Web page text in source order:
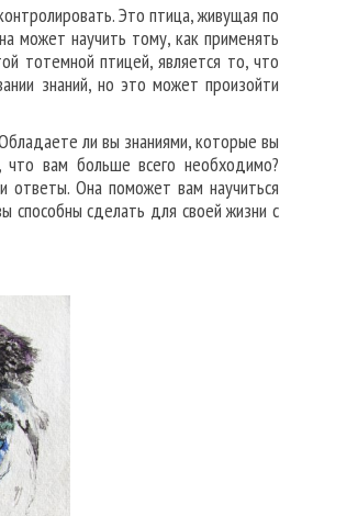
Это птица, живущая по
может научить тому, как применять
тотемной птицей, является то, что
знаний, но это может произойти
ли вы знаниями, которые вы
вам больше всего необходимо?
ответы. Она поможет вам научиться
способны сделать для своей жизни с